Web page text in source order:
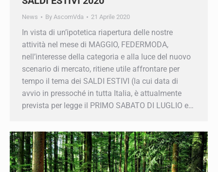
attività nel mese di MAGGIO, FEDERMODA,
nell’interesse della categoria e alla luce del
nuovo scenario di mercato, ritiene utile
affrontare per tempo il tema dei SALDI ESTIVI
(la cui data di avvio in pressoché in tutta Italia, è
attualmente prevista per legge il PRIMO SABATO
DI LUGLIO e…